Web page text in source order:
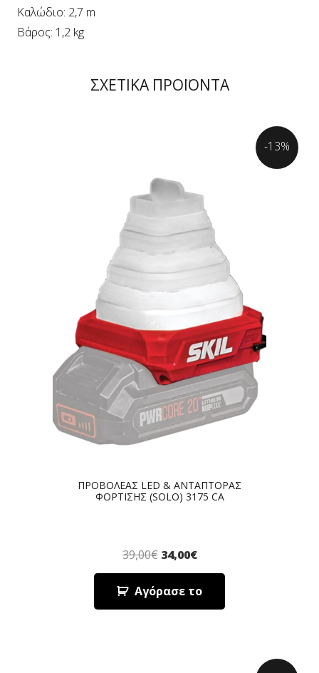
Καλώδιο: 2,7 m
Βάρος: 1,2 kg
ΣΧΕΤΙΚΑ ΠΡΟΪΟΝΤΑ
ΠΡΟΒΟΛΕΑΣ LED & ΑΝΤΑΠΤΟΡΑΣ
ΦΟΡΤΙΣΗΣ (SOLO) 3175 CA
39,00€ 34,00€
Αγόρασε το
-13%